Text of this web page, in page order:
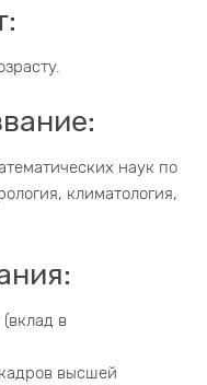
наук по
климатология,
в
высшей